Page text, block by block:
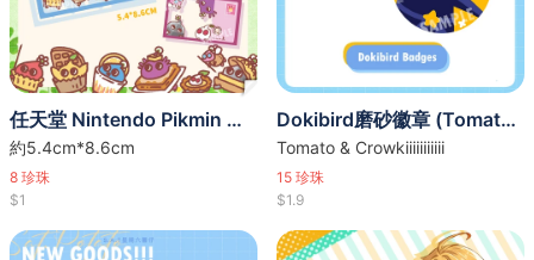
任天堂 Nintendo Pikmin 皮克敏 透卡
約5.4cm*8.6cm
8 珍珠
$1
Dokibird磨砂徽章 (Tomato & Crowki)
Tomato & Crowkiiiiiiiiiii
15 珍珠
$1.9